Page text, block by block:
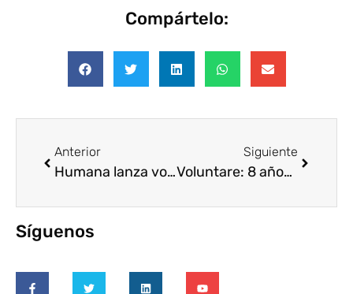
Compártelo:
Anterior
Humana lanza voluntariado corporativo en huertos urbanos
Siguiente
Voluntare: 8 años profesionalizando el voluntariado corporativo
Síguenos